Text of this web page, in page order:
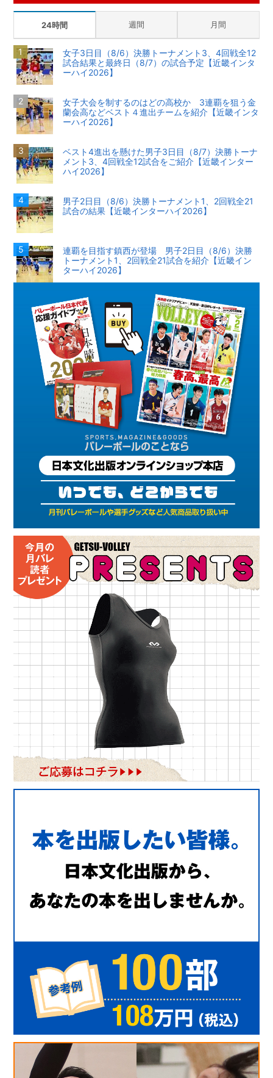
24時間 週間 月間
女子3日目（8/6）決勝トーナメント3、4回戦全12
試合結果と最終日（8/7）の試合予定【近畿インタ
ーハイ2026】
女子大会を制するのはどの高校か 3連覇を狙う金
蘭会高などベスト４進出チームを紹介【近畿インタ
ーハイ2026】
ベスト4進出を懸けた男子3日目（8/7）決勝トーナ
メント3、4回戦全12試合をご紹介【近畿インター
ハイ2026】
男子2日目（8/6）決勝トーナメント1、2回戦全21
試合の結果【近畿インターハイ2026】
連覇を目指す鎮西が登場 男子2日目（8/6）決勝
トーナメント1、2回戦全21試合を紹介【近畿イン
ターハイ2026】